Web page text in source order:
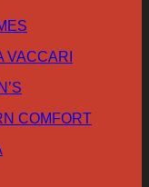
VACCARI
COMFORT